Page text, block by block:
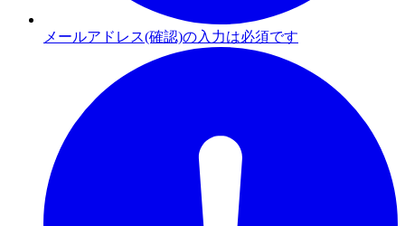
メールアドレス(確認)の入力は必須です